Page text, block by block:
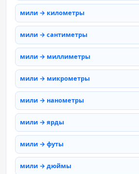
мили → километры
мили → сантиметры
мили → миллиметры
мили → микрометры
мили → нанометры
мили → ярды
мили → футы
мили → дюймы